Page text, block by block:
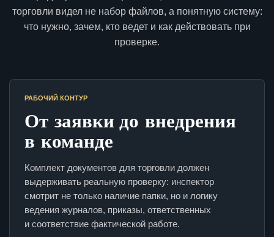
торговли видел не набор файлов, а понятную систему:
что нужно, зачем, кто ведет и как действовать при
проверке.
РАБОЧИЙ КОНТУР
От заявки до внедрения
в команде
Комплект документов для торговли должен
выдерживать реальную проверку: инспектор
смотрит не только наличие папки, но и логику
ведения журналов, приказы, ответственных
и соответствие фактической работе.